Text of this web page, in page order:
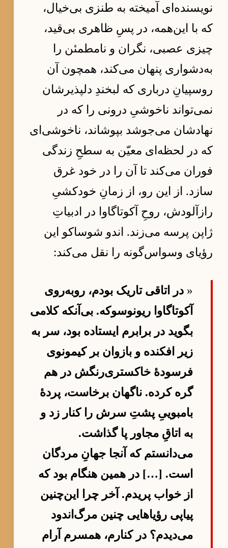
نویسنده‌ای آمیخته به طنزی بی‌خیال،
که با این‌همه، در پسِ ظاهری بی‌قید،
چیزی عصبی، نگران و نامطمئن را
به‌دشواری پنهان می‌کند، همچون آن
روسپیانِ درباری که لبخندِ دلپذیرشان
نمی‌تواند ناخوشیِ درونی را که در
نهادشان می‌جوشد بپوشاند، ناخوشی‌ای
که در لحظه‌ای معیّن به سطحِ زندگی
فوران می‌کند تا آن را در خود غرق
سازد. از این رو، از زمانِ خودکشیِ
رازآلودش، روحِ آکوتاگاوا در ادبیاتِ
ژاپن پرسه می‌زند. اندو شوساکو این
رؤیای وسواس‌گونه را نقل می‌کند:
« در اتاقی تاریک بودم، روبه‌روی
آکوتاگاوا ریونوسوکه. بی‌آنکه کلامی
بگوید در برابرم ایستاده بود، سر به
زیر افکنده و بازوان بر کیمونوی
فرسودهٔ خاکستری‌رنگش در هم
گره کرده. ناگهان برخاست، پردهٔ
بامبوییِ پشتِ سرش را کنار زد و
به اتاقِ مجاور پا گذاشت.
می‌دانستم که آنجا جهانِ مردگان
است. […] در همین هنگام بود که
از خواب پریدم. آخر چرا این‌چنین
پیاپی رؤیاهایی چنین مرگ‌اندود
می‌دیدم؟ در کنارم، همسرم آرام